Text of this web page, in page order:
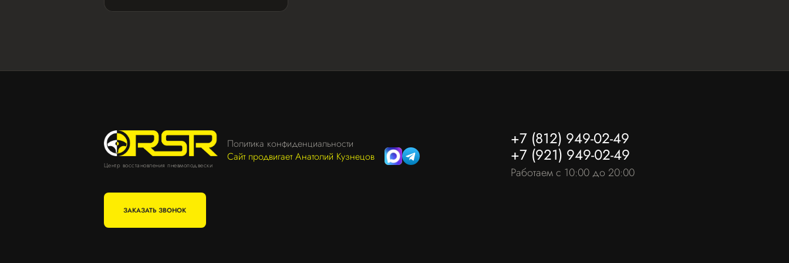
Центр восстановления пневмоподвески
Политика конфиденциальности
Сайт продвигает Анатолий Кузнецов
+7 (812) 949-02-49
+7 (921) 949-02-49
Работаем с 10:00 до 20:00
ЗАКАЗАТЬ ЗВОНОК